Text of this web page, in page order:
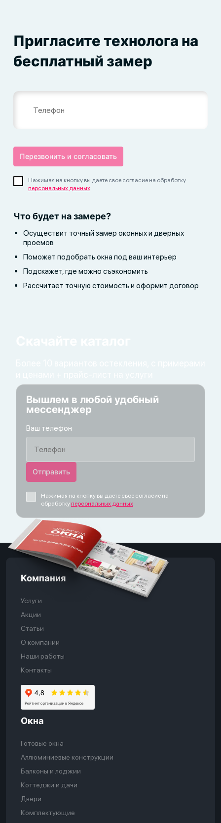
Пригласите технолога на
бесплатный замер
Нажимая на кнопку вы даете свое согласие на обработку
персональных данных
Что будет на замере?
Осуществит точный замер оконных и дверных
проемов
Поможет подобрать окна под ваш интерьер
Подскажет, где можно съэкономить
Рассчитает точную стоимость и оформит договор
Вышлем в любой удобный
мессенджер
Ваш телефон
Нажимая на кнопку вы даете свое согласие на
обработку персональных данных
Компания
Услуги
Акции
Статьи
О компании
Наши работы
Контакты
Окна
Готовые окна
Аллюминиевые конструкции
Балконы и лоджии
Коттеджи и дачи
Двери
Комплектующие